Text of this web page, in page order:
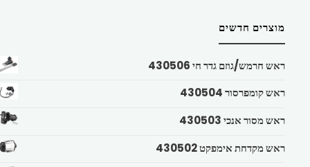
מוצרים חדשים
ראש חרמש/גוזם גדר חי 430506
ראש קומפרסור 430504
ראש מסור אנכי 430503
ראש מקדחת אימפקט 430502